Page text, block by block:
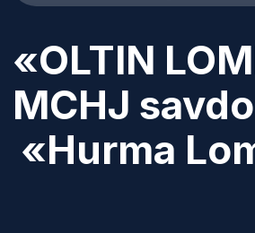
«OLTIN
MCHJ
«Hurma